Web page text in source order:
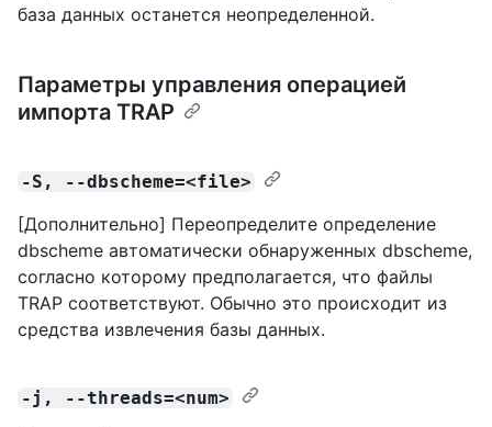
база данных останется неопределенной.
Параметры управления операцией
импорта TRAP
-S, --dbscheme=<file>
[Дополнительно] Переопределите определение
dbscheme автоматически обнаруженных dbscheme,
согласно которому предполагается, что файлы
TRAP соответствуют. Обычно это происходит из
средства извлечения базы данных.
-j, --threads=<num>